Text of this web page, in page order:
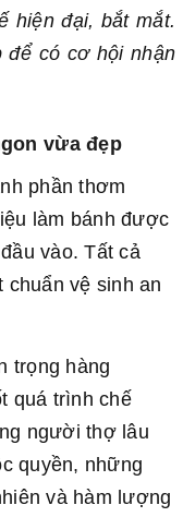
hiện đại, bắt mắt.
để có cơ hội nhận
vừa đẹp
phần thơm
làm bánh được
vào. Tất cả
chuẩn vệ sinh an
trọng hàng
quá trình chế
người thợ lâu
quyền, những
và hàm lượng